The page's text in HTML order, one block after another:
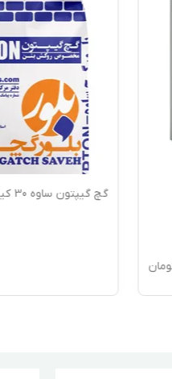
گچ گیپتون ساوه 30 کیلویی